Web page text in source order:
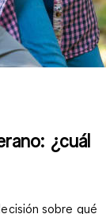
¿cuál
sobre qué